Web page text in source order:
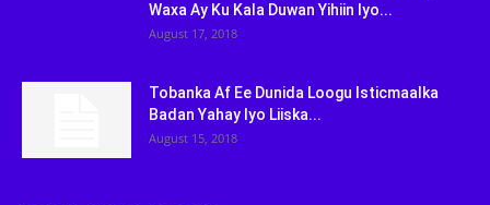
Waxa Ay Ku Kala Duwan Yihiin Iyo...
August 17, 2018
Tobanka Af Ee Dunida Loogu Isticmaalka
Badan Yahay Iyo Liiska...
August 15, 2018